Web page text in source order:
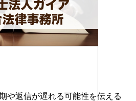
や返信が遅れる可能性を伝える